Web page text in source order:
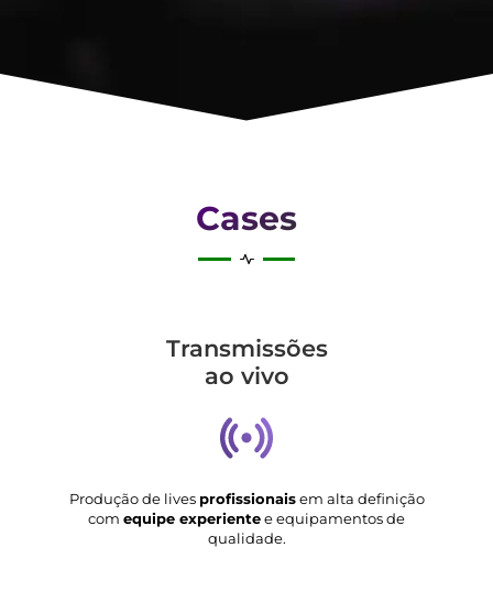
Cases
Transmis­sões
ao vivo
Produção de lives profissionaisem alta definição
com equipe experientee equipamentos de
qualidade.